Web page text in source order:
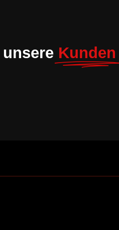
Kunden